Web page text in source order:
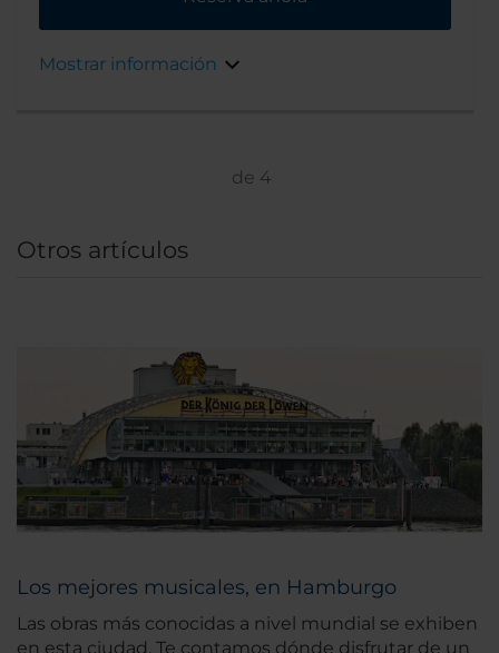
Mostrar información
de 4
Otros artículos
Los mejores musicales, en Hamburgo
Las obras más conocidas a nivel mundial se exhiben
en esta ciudad. Te contamos dónde disfrutar de un